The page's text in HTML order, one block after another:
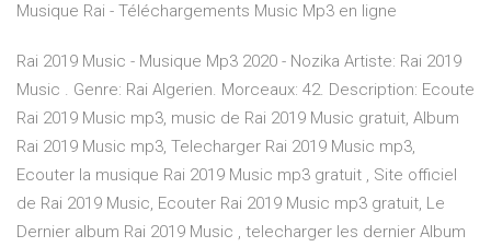
Musique Rai - Téléchargements Music Mp3 en ligne
Rai 2019 Music - Musique Mp3 2020 - Nozika Artiste: Rai 2019
Music . Genre: Rai Algerien. Morceaux: 42. Description: Ecoute
Rai 2019 Music mp3, music de Rai 2019 Music gratuit, Album
Rai 2019 Music mp3, Telecharger Rai 2019 Music mp3,
Ecouter la musique Rai 2019 Music mp3 gratuit , Site officiel
de Rai 2019 Music, Ecouter Rai 2019 Music mp3 gratuit, Le
Dernier album Rai 2019 Music , telecharger les dernier Album